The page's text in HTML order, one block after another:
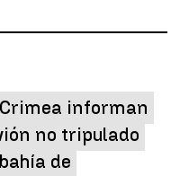
informan
no tripulado
de